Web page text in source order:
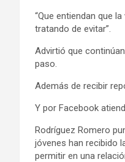
“Que entiendan que
tratando de evitar”.
Advirtió que
paso.
Además de recibir
Y por Facebook
Rodríguez Romero
jóvenes han recibido
permitir en una